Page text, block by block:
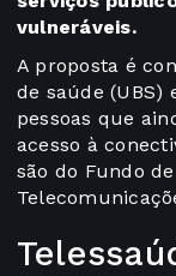
vulneráveis.
A proposta é
de saúde (UBS)
pessoas que
acesso à
são do Fundo